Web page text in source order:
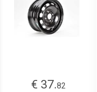
€ 37.82